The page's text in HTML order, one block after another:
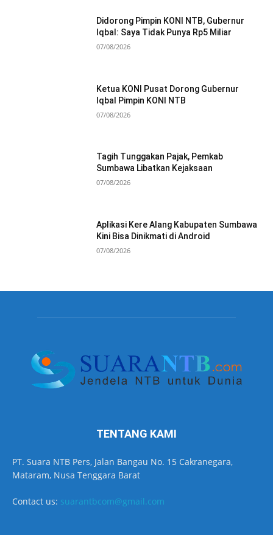
Didorong Pimpin KONI NTB, Gubernur
Iqbal: Saya Tidak Punya Rp5 Miliar
07/08/2026
Ketua KONI Pusat Dorong Gubernur
Iqbal Pimpin KONI NTB
07/08/2026
Tagih Tunggakan Pajak, Pemkab
Sumbawa Libatkan Kejaksaan
07/08/2026
Aplikasi Kere Alang Kabupaten Sumbawa
Kini Bisa Dinikmati di Android
07/08/2026
TENTANG KAMI
PT. Suara NTB Pers, Jalan Bangau No. 15 Cakranegara,
Mataram, Nusa Tenggara Barat
Contact us: suarantbcom@gmail.com